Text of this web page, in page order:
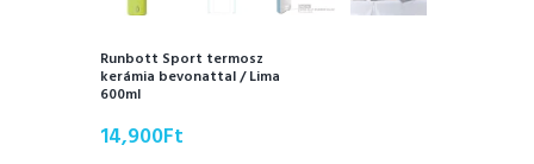
Runbott Sport termosz
kerámia bevonattal / Lima
600ml
14,900Ft